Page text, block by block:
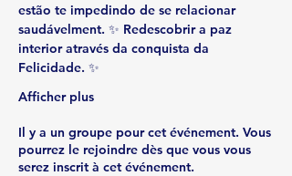
estão te impedindo de se relacionar
saudávelment. ✨ Redescobrir a paz
interior através da conquista da
Felicidade. ✨
Afficher plus
Il y a un groupe pour cet événement. Vous
pourrez le rejoindre dès que vous vous
serez inscrit à cet événement.